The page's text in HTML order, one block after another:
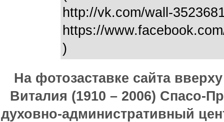
http://vk.com/wall-
https://
)
На фотозаставке сайта
Виталия (1910 – 2006) Спасо-
духовно-административный